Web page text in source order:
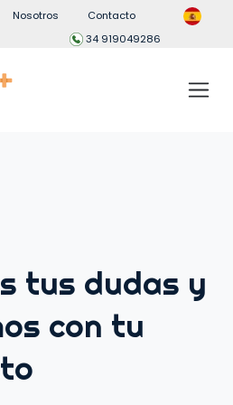
Nosotros
Contacto
34 919049286
tus dudas y
con tu